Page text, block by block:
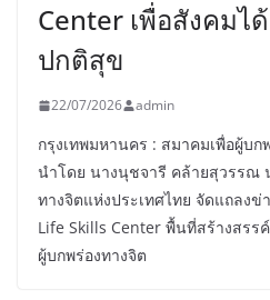
Center เพื่อสังคมไ
ปกติสุข
22/07/2026 admin
กรุงเทพมหานคร : สมาคมเพื่อผู้บก
นำโดย นางนุชจารี คล้ายสุวรรณ
ทางจิตแห่งประเทศไทย จัดแถลงข่
Life Skills Center พื้นที่สร้างสรร
ผู้บกพร่องทางจิต